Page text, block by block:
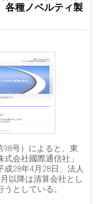
種ノベルティ製
98号）によると、東
会社國際通信社」
成28年4月28日、法人
以降は清算会社とし
としている。